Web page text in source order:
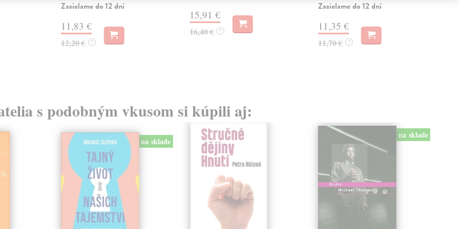
Zasielame do 12 dní
11,83 €
12,20 € ?
15,91 €
16,40 € ?
Zasielame do 12 dní
11,35 €
11,70 € ?
s podobným vkusom si kúpili aj:
na sklade
na sklade